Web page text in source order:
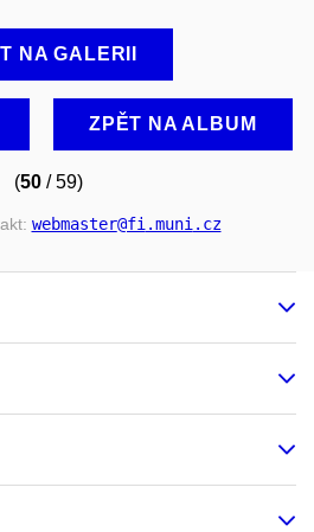
NA GALERII
ZPĚT NA ALBUM
(50 / 59)
webmaster@fi.muni.cz